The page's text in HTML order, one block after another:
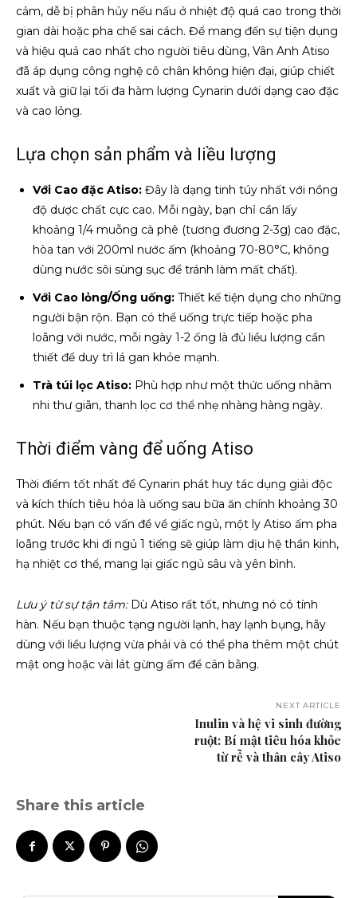
cảm, dễ bị phân hủy nếu nấu ở nhiệt độ quá cao trong thời
gian dài hoặc pha chế sai cách. Để mang đến sự tiện dụng
và hiệu quả cao nhất cho người tiêu dùng, Vân Anh Atiso
đã áp dụng công nghệ cô chân không hiện đại, giúp chiết
xuất và giữ lại tối đa hàm lượng Cynarin dưới dạng cao đặc
và cao lỏng.
Lựa chọn sản phẩm và liều lượng
Với Cao đặc Atiso: Đây là dạng tinh túy nhất với nồng
độ dược chất cực cao. Mỗi ngày, bạn chỉ cần lấy
khoảng 1/4 muỗng cà phê (tương đương 2-3g) cao đặc,
hòa tan với 200ml nước ấm (khoảng 70-80°C, không
dùng nước sôi sùng sục để tránh làm mất chất).
Với Cao lỏng/Ống uống: Thiết kế tiện dụng cho những
người bận rộn. Bạn có thể uống trực tiếp hoặc pha
loãng với nước, mỗi ngày 1-2 ống là đủ liều lượng cần
thiết để duy trì lá gan khỏe mạnh.
Trà túi lọc Atiso: Phù hợp như một thức uống nhâm
nhi thư giãn, thanh lọc cơ thể nhẹ nhàng hàng ngày.
Thời điểm vàng để uống Atiso
Thời điểm tốt nhất để Cynarin phát huy tác dụng giải độc
và kích thích tiêu hóa là uống sau bữa ăn chính khoảng 30
phút. Nếu bạn có vấn đề về giấc ngủ, một ly Atiso ấm pha
loãng trước khi đi ngủ 1 tiếng sẽ giúp làm dịu hệ thần kinh,
hạ nhiệt cơ thể, mang lại giấc ngủ sâu và yên bình.
Lưu ý từ sự tận tâm:Dù Atiso rất tốt, nhưng nó có tính
hàn. Nếu bạn thuộc tạng người lạnh, hay lạnh bụng, hãy
dùng với liều lượng vừa phải và có thể pha thêm một chút
mật ong hoặc vài lát gừng ấm để cân bằng.
NEXT ARTICLE
Inulin và hệ vi sinh đường
ruột: Bí mật tiêu hóa khỏe
từ rễ và thân cây Atiso
Share this article